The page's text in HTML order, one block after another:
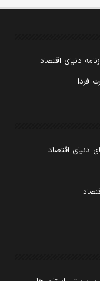
دنیای اقتصاد
فردا
دنیای اقتصاد